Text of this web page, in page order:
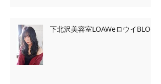
下北沢美容室LOAWeロウイBLOG